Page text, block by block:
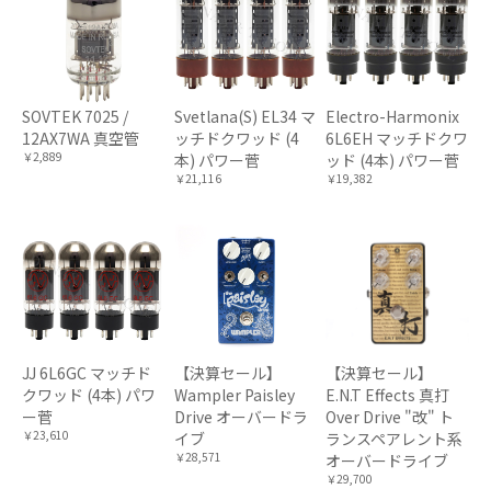
SOVTEK 7025 /
12AX7WA 真空管
￥2,889
Svetlana(S) EL34 マ
ッチドクワッド (4
本) パワー菅
￥21,116
Electro-Harmonix
6L6EH マッチドクワ
ッド (4本) パワー菅
￥19,382
JJ 6L6GC マッチド
クワッド (4本) パワ
ー菅
￥23,610
【決算セール】
Wampler Paisley
Drive オーバードラ
イブ
￥28,571
【決算セール】
E.N.T Effects 真打
Over Drive "改" ト
ランスペアレント系
オーバードライブ
￥29,700